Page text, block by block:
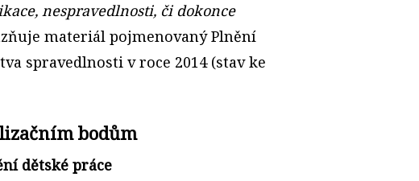
nespravedlnosti, či dokonce
materiál pojmenovaný Plnění
spravedlnosti v roce 2014 (stav ke
bodům
dětské práce